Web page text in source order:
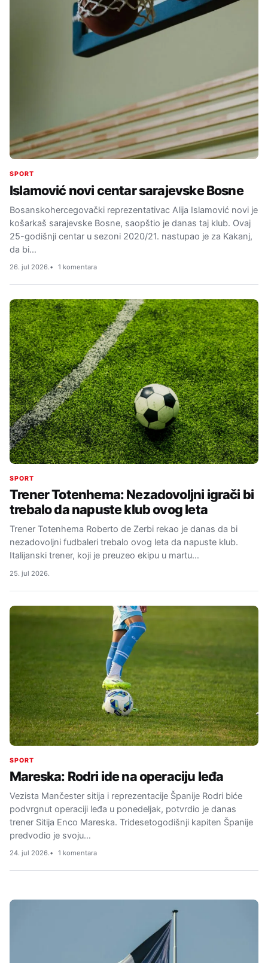
SPORT
Islamović novi centar sarajevske Bosne
Bosanskohercegovački reprezentativac Alija Islamović novi je
košarkaš sarajevske Bosne, saopštio je danas taj klub. Ovaj
25-godišnji centar u sezoni 2020/21. nastupao je za Kakanj,
da bi…
26. jul 2026. 1 komentara
SPORT
Trener Totenhema: Nezadovoljni igrači bi
trebalo da napuste klub ovog leta
Trener Totenhema Roberto de Zerbi rekao je danas da bi
nezadovoljni fudbaleri trebalo ovog leta da napuste klub.
Italijanski trener, koji je preuzeo ekipu u martu…
25. jul 2026.
SPORT
Mareska: Rodri ide na operaciju leđa
Vezista Mančester sitija i reprezentacije Španije Rodri biće
podvrgnut operaciji leđa u ponedeljak, potvrdio je danas
trener Sitija Enco Mareska. Tridesetogodišnji kapiten Španije
predvodio je svoju…
24. jul 2026. 1 komentara